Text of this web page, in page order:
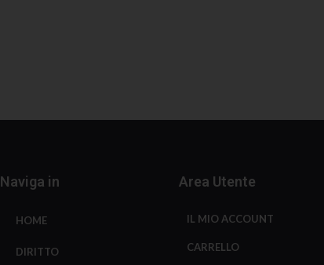
Naviga in
HOME
DIRITTO
Area Utente
IL MIO ACCOUNT
CARRELLO